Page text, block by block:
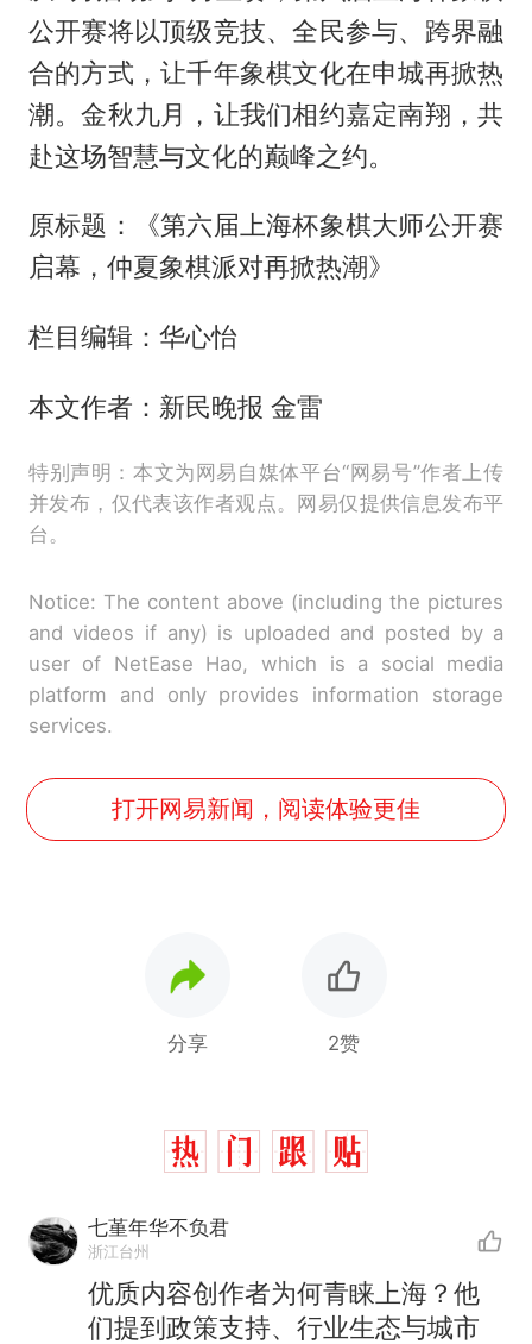
公开赛将以顶级竞技、全民参与、跨界融
合的方式，让千年象棋文化在申城再掀热
潮。金秋九月，让我们相约嘉定南翔，共
赴这场智慧与文化的巅峰之约。
原标题：《第六届上海杯象棋大师公开赛
启幕，仲夏象棋派对再掀热潮》
栏目编辑：华心怡
本文作者：新民晚报 金雷
特别声明：本文为网易自媒体平台“网易号”作者上传
并发布，仅代表该作者观点。网易仅提供信息发布平
台。
Notice: The content above (including the pictures
and videos if any) is uploaded and posted by a
user of NetEase Hao, which is a social media
platform and only provides information storage
services.
打开网易新闻，阅读体验更佳
分享 2赞
七堇年华不负君
浙江台州
优质内容创作者为何青睐上海？他
们提到政策支持、行业生态与城市